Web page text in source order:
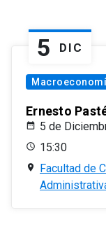
5 DIC
Ernesto
5 de
15:30
Facultad de